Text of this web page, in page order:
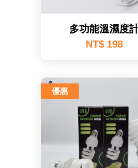
多功能溫濕度
NT$ 198
優惠